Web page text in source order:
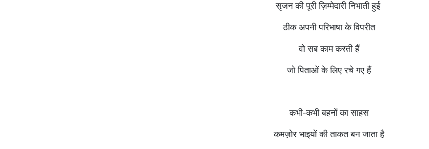
सृजन की पूरी ज़िम्मेदारी निभाती हुई
ठीक अपनी परिभाषा के विपरीत
वो सब काम करती हैं
जो पिताओं के लिए रचे गए हैं
कभी-कभी बहनों का साहस
कमज़ोर भाइयों की ताकत बन जाता है